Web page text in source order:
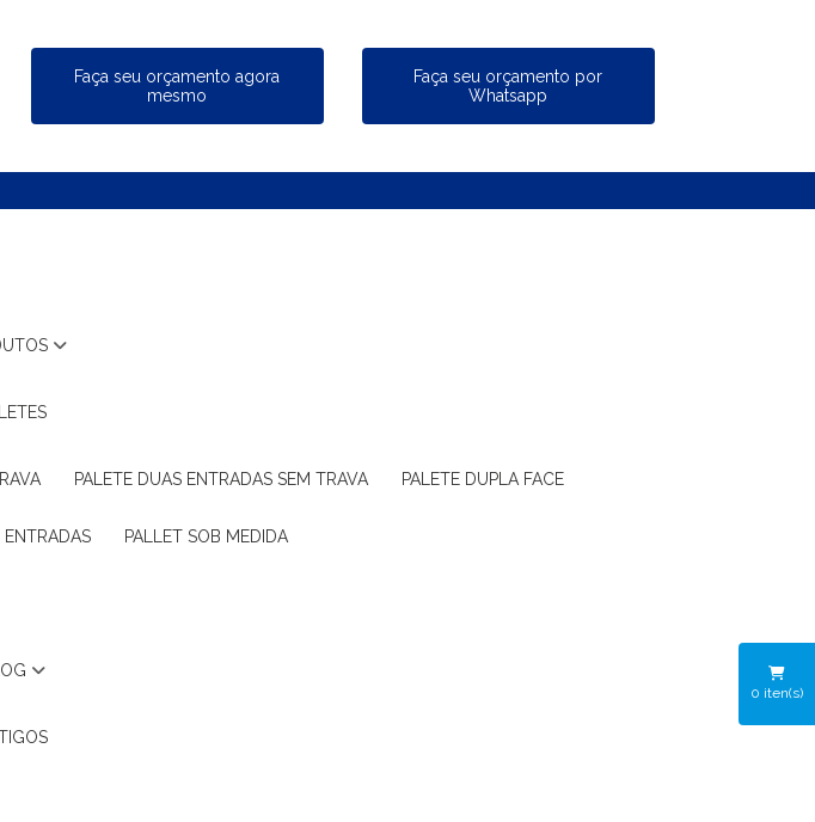
Faça seu orçamento agora
mesmo
Faça seu orçamento por
Whatsapp
PALETE DUAS ENTRADAS SEM TRAVA PALETE DUPLA FACE
ENTRADAS PALLET SOB MEDIDA
BLOG
0 iten(s)